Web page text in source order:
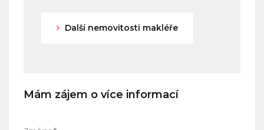
Další nemovitosti makléře
Mám zájem o více informací